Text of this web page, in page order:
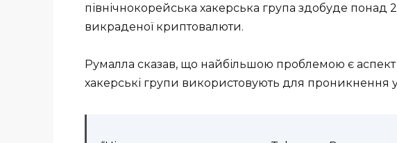
північнокорейська хакерська група здобуде понад
викраденої криптовалюти.
Румалла сказав, що найбільшою проблемою є аспект
хакерські групи використовують для проникнення у